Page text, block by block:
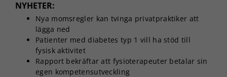
NYHETER:
Nya momsregler kan tvinga privatpraktiker att
lägga ned
Patienter med diabetes typ 1 vill ha stöd till
fysisk aktivitet
Rapport bekräftar att fysioterapeuter betalar sin
egen kompetensutveckling